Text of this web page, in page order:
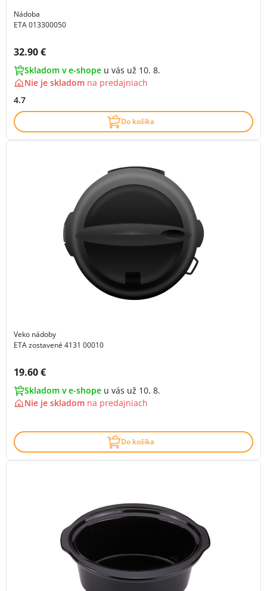
Nádoba
ETA 013300050
Cena s DPH:
32.90 €
Skladom v e-shope u vás už 10. 8.
Nie je skladom na predajniach
4.7
Do košíka
Veko nádoby
ETA zostavené 4131 00010
Cena s DPH:
19.60 €
Skladom v e-shope u vás už 10. 8.
Nie je skladom na predajniach
Do košíka